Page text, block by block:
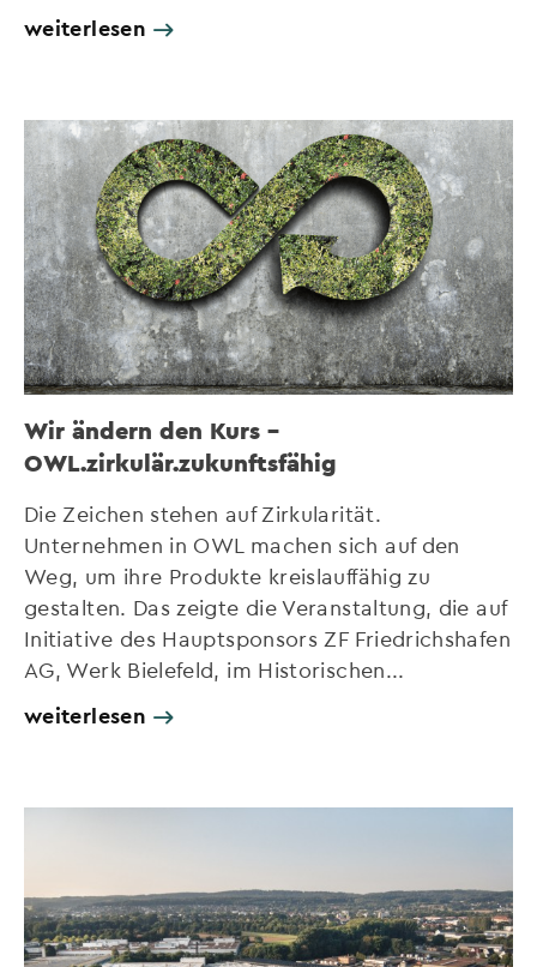
weiterlesen
Wir ändern den Kurs –
OWL.zirkulär.zukunftsfähig
Die Zeichen stehen auf Zirkularität.
Unternehmen in OWL machen sich auf den
Weg, um ihre Produkte kreislauffähig zu
gestalten. Das zeigte die Veranstaltung, die auf
Initiative des Hauptsponsors ZF Friedrichshafen
AG, Werk Bielefeld, im Historischen...
weiterlesen